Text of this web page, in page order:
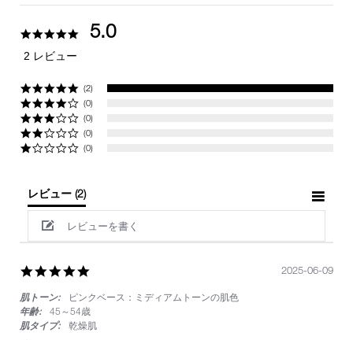
5.05.0
2 レビュー
(2)
(0)
(0)
(0)
(0)
レビュー (2)
レビューを書く
rating
肌トーン:
ピンクベース：ミディアムトーンの肌色
年齢:
45～54歳
肌タイプ:
乾燥肌
2025-06-09